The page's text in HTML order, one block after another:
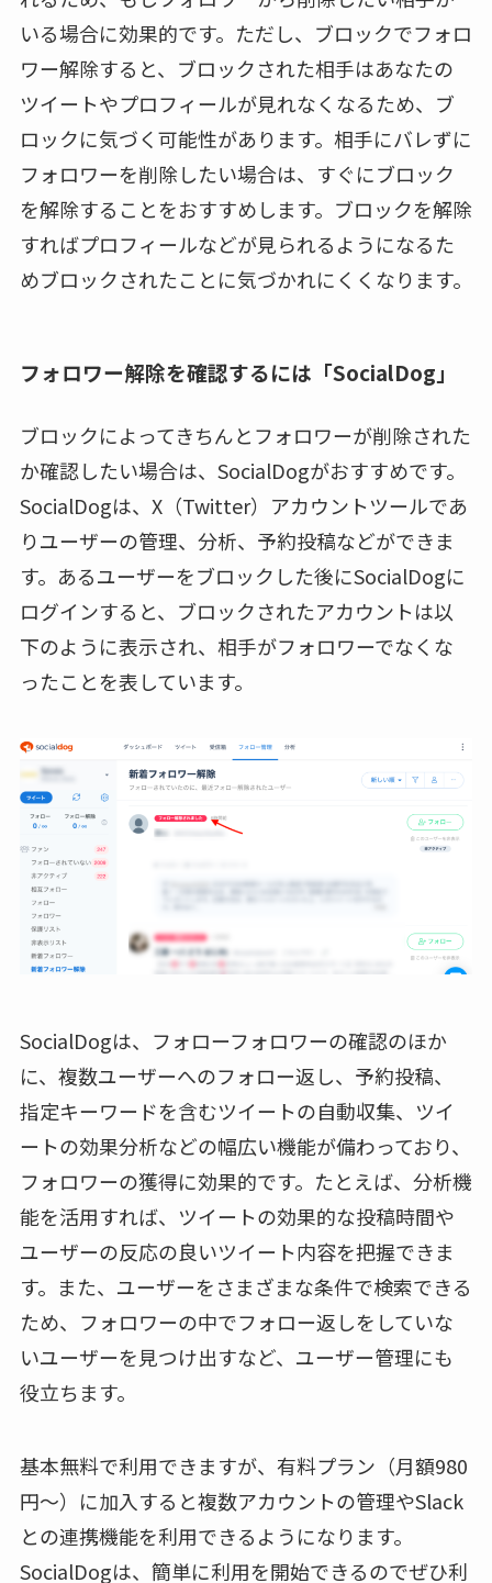
いる場合に効果的です。ただし、ブロックでフォロ
ワー解除すると、ブロックされた相手はあなたの
ツイートやプロフィールが見れなくなるため、ブ
ロックに気づく可能性があります。相手にバレずに
フォロワーを削除したい場合は、すぐにブロック
を解除することをおすすめします。ブロックを解除
すればプロフィールなどが見られるようになるた
めブロックされたことに気づかれにくくなります。
フォロワー解除を確認するには「SocialDog」
ブロックによってきちんとフォロワーが削除された
か確認したい場合は、SocialDogがおすすめです。
SocialDogは、X（Twitter）アカウントツールであ
りユーザーの管理、分析、予約投稿などができま
す。あるユーザーをブロックした後にSocialDogに
ログインすると、ブロックされたアカウントは以
下のように表示され、相手がフォロワーでなくな
ったことを表しています。
SocialDogは、フォローフォロワーの確認のほか
に、複数ユーザーへのフォロー返し、予約投稿、
指定キーワードを含むツイートの自動収集、ツイ
ートの効果分析などの幅広い機能が備わっており、
フォロワーの獲得に効果的です。たとえば、分析機
能を活用すれば、ツイートの効果的な投稿時間や
ユーザーの反応の良いツイート内容を把握できま
す。また、ユーザーをさまざまな条件で検索できる
ため、フォロワーの中でフォロー返しをしていな
いユーザーを見つけ出すなど、ユーザー管理にも
役立ちます。
基本無料で利用できますが、有料プラン（月額980
円〜）に加入すると複数アカウントの管理やSlack
との連携機能を利用できるようになります。
SocialDogは、簡単に利用を開始できるのでぜひ利